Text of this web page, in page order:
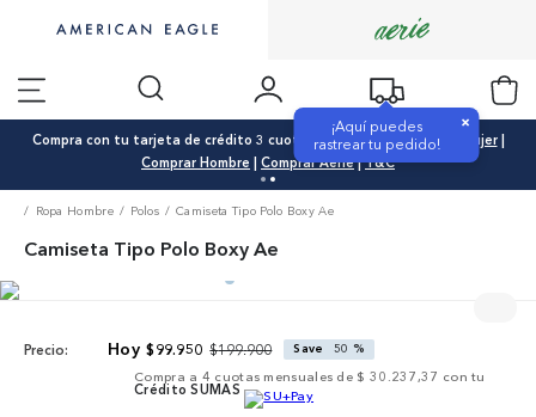
¡Aquí puedes
rastrear tu pedido!
×
Compra con tu tarjeta de crédito 3 cuotas 0% interés |Comprar Mujer|
Comprar Hombre | Comprar Aerie|T&C
Ropa Hombre Polos Camiseta Tipo Polo Boxy Ae
Camiseta Tipo Polo Boxy Ae
Precio: $99.950 $199.900 Save 50 %
Compra a 4 cuotas mensuales de $ 30.237,37 con tu
Crédito SUMAS